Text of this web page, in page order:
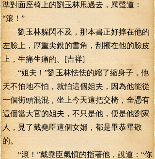
準對面座椅上的劉玉林甩過去，厲聲道：
“滾！”
劉玉林躲閃不及，那本書正好摔在他的
左臉上，厚重尖銳的書角，刮擦在他的臉皮
上，生痛生痛的。[吉祥]
“姐夫！”劉玉林怯怯的縮了縮身子，他
天不怕地不怕，就怕這個姐夫，因為他能從
一個街頭混混，坐上今天這把交椅，全憑有
這個當大官的姐夫，不只是他，便是他劉家
人，見了戴堯臣這個女婿，都是畢恭畢敬
的。
“滾！”戴堯臣氣憤的指著他，說道：“你